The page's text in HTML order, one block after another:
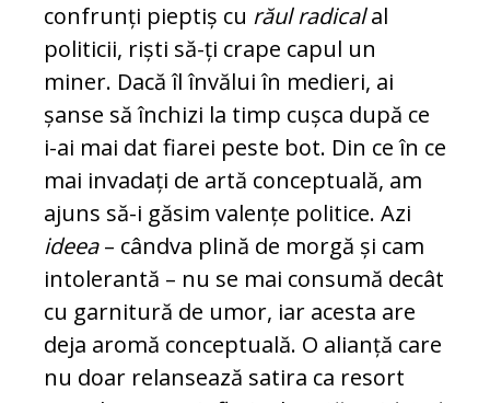
confrunți pieptiș cu răul radicalal
politicii, riști să-ți crape ca­pul un
miner. Dacă îl învălui în medieri, ai
șanse să închizi la timp cușca după ce
i-ai mai dat fiarei peste bot. Din ce în ce
mai invadați de artă conceptuală, am
ajuns să-i găsim valențe politice. Azi
ide­ea– cândva plină de morgă și cam
in­to­le­rantă – nu se mai consumă decât
cu gar­nitură de umor, iar acesta are
deja aromă conceptuală. O alianță care
nu doar re­lan­sează satira ca resort